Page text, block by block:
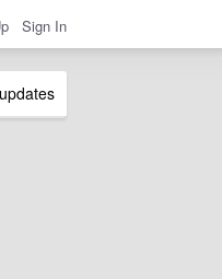
Sign In